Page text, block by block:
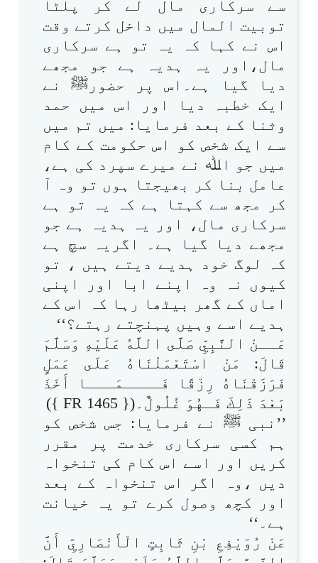
سے سرکاری مال لے کر پلٹا
توبیت المال میں داخل کرتے وقت
اس نے کہا کہ یہ تو ہے سرکاری
مال،اور یہ ہدیہ ہے جو مجھے
دیا گیا ہے۔اس پر حضورﷺ نے
ایک خطبہ دیا اور اس میں حمد
وثنا کے بعد فرمایا: میں تم میں
سے ایک شخص کو اس حکومت کے کام
میں جو اﷲ نے میرے سپرد کی ہے،
عامل بنا کر بھیجتا ہوں تو وہ آ
کر مجھ سے کہتا ہے کہ یہ تو ہے
سرکاری مال، اور یہ ہدیہ ہے جو
مجھے دیا گیا ہے۔ اگریہ سچ ہے
کہ لوگ خود ہدیے دیتے ہیں ، تو
کیوں نہ وہ اپنے ابا اور اپنی
اماں کے گھر بیٹھا رہا کہ اس کے
ہدیے اسے وہیں پہنچتے رہتے؟‘‘
عَــنْ النَّبِيِّ صَلَّى اللَّهُ عَلَيْهِ وَسَلَّمَ
قَالَ: مَنْ اسْتَعْمَلْنَاهُ عَلَى عَمَلٍ
فَرَزَقْنَاهُ رِزْقًا فَــــمَـــا أَخَذَ
بَعْدَ ذَلِكَ فَـهُوَ غُلُولٌ۔({ FR 1465 })
’’نبی ﷺ نے فرمایا: جس شخص کو
ہم کسی سرکاری خدمت پر مقرر
کریں اور اسے اس کام کی تنخواہ
دیں ،وہ اگر اس تنخواہ کے بعد
اور کچھ وصول کرے تو یہ خیانت
ہے۔‘‘
عَنْ رُوَيْفِعِ بْنِ ثَابِتٍ الْأَنْصَارِيِّ أَنَّ